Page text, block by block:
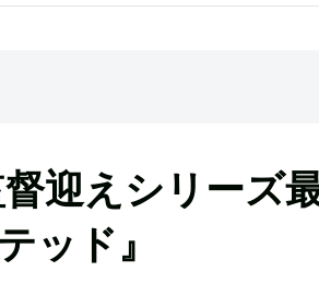
迎えシリーズ
ッド』